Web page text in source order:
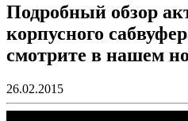
Подробный обзор
корпусного
смотрите в нашем
26.02.2015